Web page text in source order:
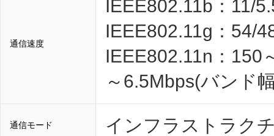
通信速度
IEEE802.11b：11/
IEEE802.11g：54/
IEEE802.11n：150
～6.5Mbps(バンド
通信モード インフラストラク